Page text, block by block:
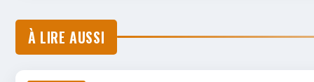
À LIRE AUSSI